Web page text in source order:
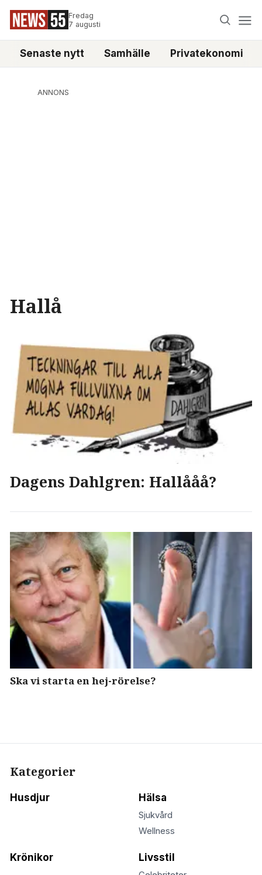
Fredag
7 augusti
Senaste nytt Samhälle Privatekonomi
ANNONS
Hallå
Dagens Dahlgren: Hallååå?
Ska vi starta en hej-rörelse?
Kategorier
Husdjur Hälsa
Sjukvård
Wellness
Krönikor Livsstil